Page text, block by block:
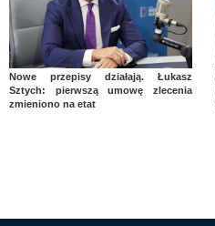
Nowe przepisy działają. Łukasz
Sztych: pierwszą umowę zlecenia
zmieniono na etat